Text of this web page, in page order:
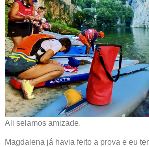
Ali selamos amizade.
Magdalena já havia feito a prova e eu